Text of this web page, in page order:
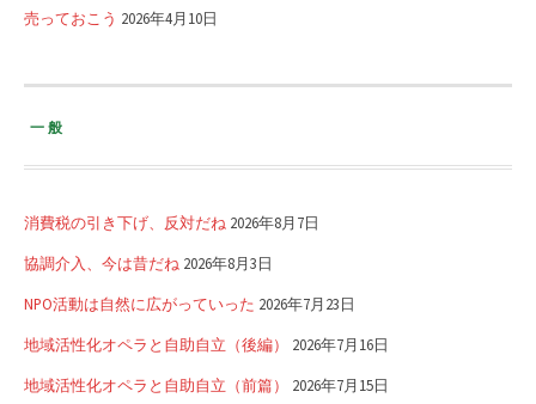
売っておこう 2026年4月10日
一般
消費税の引き下げ、反対だね 2026年8月7日
協調介入、今は昔だね 2026年8月3日
NPO活動は自然に広がっていった 2026年7月23日
地域活性化オペラと自助自立（後編） 2026年7月16日
地域活性化オペラと自助自立（前篇） 2026年7月15日